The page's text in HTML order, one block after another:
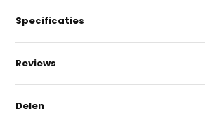
Specificaties
Reviews
Delen